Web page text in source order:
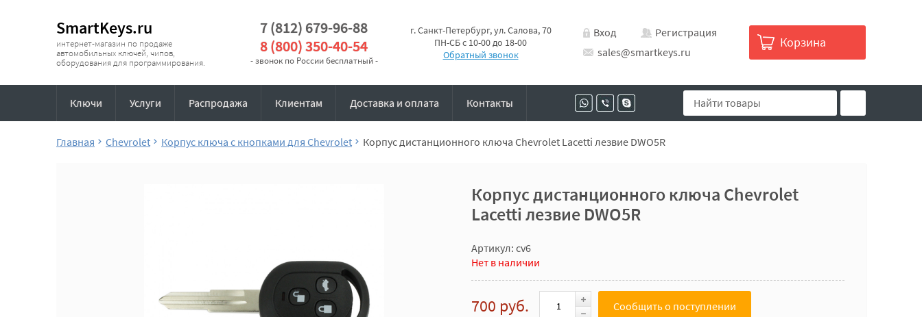
SmartKeys.ru
интернет-магазин по продаже
автомобильных ключей, чипов,
оборудования для программирования.
7 (812) 679-96-88
8 (800) 350-40-54
- звонок по России бесплатный -
г. Санкт-Петербург, ул. Салова, 70
ПН-СБ с 10-00 до 18-00
Обратный звонок
Вход
Регистрация
sales@smartkeys.ru
Корзина
Ключи Услуги Распродажа Клиентам Доставка и оплата Контакты
Главная Chevrolet Корпус ключа с кнопками для Chevrolet Корпус дистанционного ключа Chevrolet Lacetti лезвие DWO5R
Корпус дистанционного ключа Chevrolet
Lacetti лезвие DWO5R
Артикул: cv6
Нет в наличии
700 руб. Сообщить о поступлении